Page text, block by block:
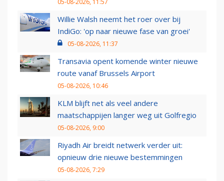
Willie Walsh neemt het roer over bij
IndiGo: 'op naar nieuwe fase van groei'
05-08-2026, 11:37
Transavia opent komende winter nieuwe
route vanaf Brussels Airport
05-08-2026, 10:46
KLM blijft net als veel andere
maatschappijen langer weg uit Golfregio
05-08-2026, 9:00
Riyadh Air breidt netwerk verder uit:
opnieuw drie nieuwe bestemmingen
05-08-2026, 7:29